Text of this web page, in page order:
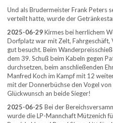
Und als Brudermeister Frank Peters
verteilt hatte, wurde der
2025-06-29Kirmes bei herrlichem
Dorfplatz war mit Zelt, Fahrgeschäft,
gut besucht. Beim
dem 39. Schuß beim Kabeln gegen
durchsetzen, beim anschließenden
Manfred Koch im Kampf mit 12
mit der Donnerbüchse den Vogel von
Glückwunsch an beide Sieger!
2025-06-25 Bei der
wurde die LP-Mannchaft Mützenich